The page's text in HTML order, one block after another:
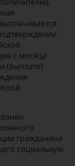
с месяца
(выплате)
гражданина
социальную